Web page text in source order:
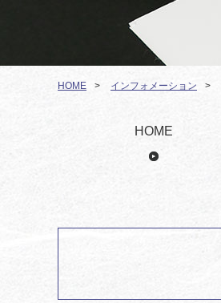
HOME > インフォメーション >
HOME